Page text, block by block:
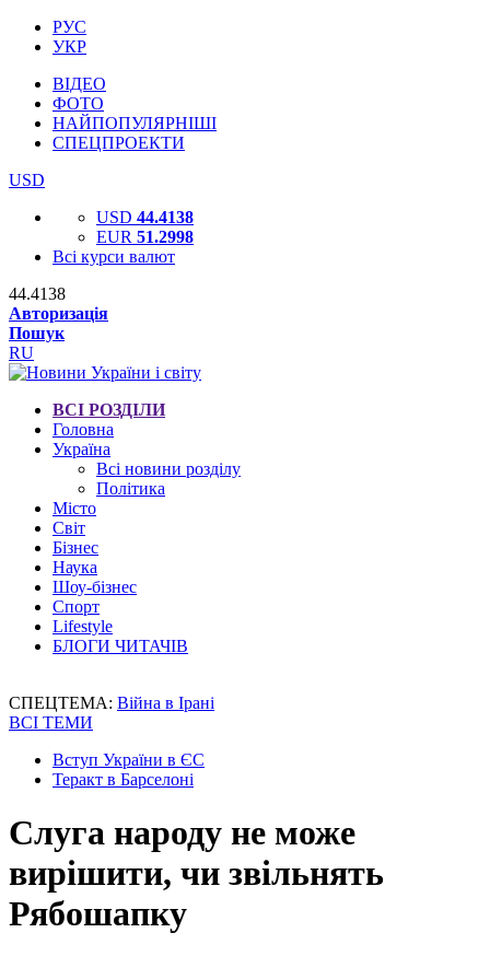
РУС
УКР
ВІДЕО
ФОТО
НАЙПОПУЛЯРНІШІ
СПЕЦПРОЕКТИ
USD
USD 44.4138
EUR 51.2998
Всі курси валют
44.4138
Авторизація
Пошук
RU
ВСІ РОЗДІЛИ
Головна
Україна
Всі новини розділу
Політика
Місто
Світ
Бізнес
Наука
Шоу-бізнес
Спорт
Lifestyle
БЛОГИ ЧИТАЧІВ
СПЕЦТЕМА: Війна в Ірані
ВСІ ТЕМИ
Вступ України в ЄС
Теракт в Барселоні
Слуга народу не може
вирішити, чи звільнять
Рябошапку